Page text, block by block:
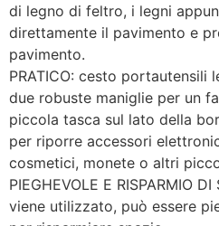
di legno di feltro, i legni
direttamente il pavimento e
pavimento.
PRATICO: cesto portautensili
due robuste maniglie per un
piccola tasca sul lato della
per riporre accessori
cosmetici, monete o altri
PIEGHEVOLE E RISPARMIO
viene utilizzato, può essere